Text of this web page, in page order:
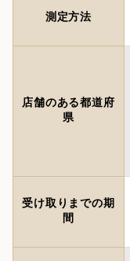
測定方法
店舗のある都道府
県
受け取りまでの期
間